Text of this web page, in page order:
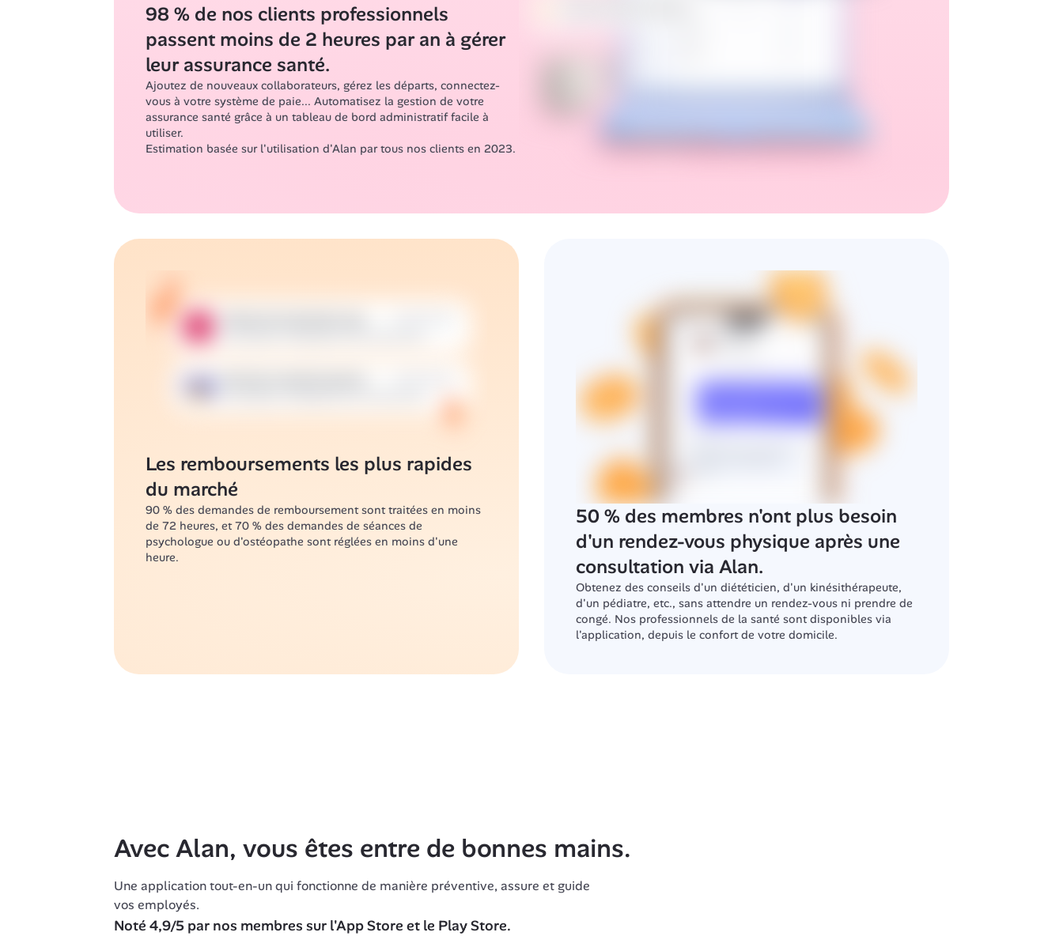
98 % de nos clients professionnels
passent moins de 2 heures par an à gérer
leur assurance santé.
Ajoutez de nouveaux collaborateurs, gérez les départs, connectez-
vous à votre système de paie... Automatisez la gestion de votre
assurance santé grâce à un tableau de bord administratif facile à
utiliser.
Estimation basée sur l'utilisation d'Alan par tous nos clients en 2023.
Les remboursements les plus rapides
du marché
90 % des demandes de remboursement sont traitées en moins
de 72 heures, et 70 % des demandes de séances de
psychologue ou d'ostéopathe sont réglées en moins d'une
heure.
50 % des membres n'ont plus besoin
d'un rendez-vous physique après une
consultation via Alan.
Obtenez des conseils d'un diététicien, d'un kinésithérapeute,
d'un pédiatre, etc., sans attendre un rendez-vous ni prendre de
congé. Nos professionnels de la santé sont disponibles via
l'application, depuis le confort de votre domicile.
Avec Alan, vous êtes entre de bonnes mains.
Une application tout-en-un qui fonctionne de manière préventive, assure et guide
vos employés.
Noté 4,9/5 par nos membres sur l'App Store et le Play Store.